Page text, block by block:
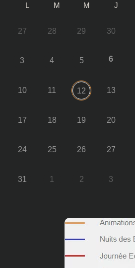
L M M J
27 28 29 30
3 4 5 6
10 11 12 13
17 18 19 20
24 25 26 27
31 1 2 3